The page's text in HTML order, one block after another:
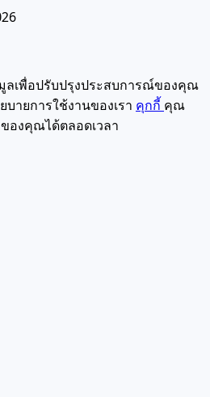
ลเพื่อปรับปรุงประสบการณ์ของคุณ
บายการใช้งานของเรา คุกกี้ คุณ
องคุณได้ตลอดเวลา